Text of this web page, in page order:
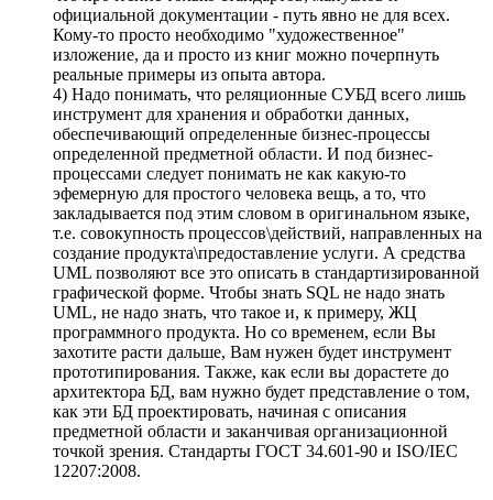
официальной документации - путь явно не для всех.
Кому-то просто необходимо "художественное"
изложение, да и просто из книг можно почерпнуть
реальные примеры из опыта автора.
4) Надо понимать, что реляционные СУБД всего лишь
инструмент для хранения и обработки данных,
обеспечивающий определенные бизнес-процессы
определенной предметной области. И под бизнес-
процессами следует понимать не как какую-то
эфемерную для простого человека вещь, а то, что
закладывается под этим словом в оригинальном языке,
т.е. совокупность процессов\действий, направленных на
создание продукта\предоставление услуги. А средства
UML позволяют все это описать в стандартизированной
графической форме. Чтобы знать SQL не надо знать
UML, не надо знать, что такое и, к примеру, ЖЦ
программного продукта. Но со временем, если Вы
захотите расти дальше, Вам нужен будет инструмент
прототипирования. Также, как если вы дорастете до
архитектора БД, вам нужно будет представление о том,
как эти БД проектировать, начиная с описания
предметной области и заканчивая организационной
точкой зрения. Стандарты ГОСТ 34.601-90 и ISO/IEC
12207:2008.